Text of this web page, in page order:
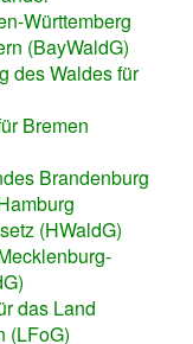
Württemberg
(BayWaldG)
des Waldes für
Bremen
Brandenburg
(HWaldG)
das Land
(LFoG)